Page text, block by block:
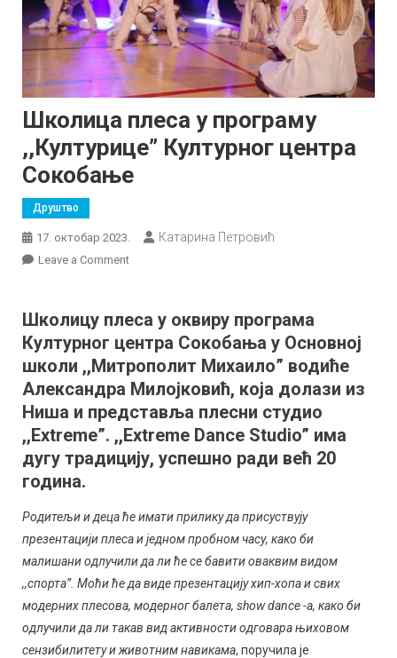
Школица плеса у програму
,,Културице” Културног центра
Сокобање
Друштво
17. октобар 2023. Катарина Петровић
Leave a Commenton
у
програму
,,Културице”
Културног
Сокобање
Школицу плеса у оквиру програма
Културног центра Сокобања у Основној
школи ,,Митрополит Михаило” водиће
Александра Милојковић, која долази из
Ниша и представља плесни студио
,,Extreme”. ,,Extreme Dance Studio” има
дугу традицију, успешно ради већ 20
година.
Родитељи и деца ће имати прилику да присуствују
презентацији плеса и једном пробном часу, како би
малишани одлучили да ли ће се бавити оваквим видом
,,спорта”. Моћи ће да виде презентацију хип-хопа и свих
модерних плесова, модерног балета, show dance -а, како би
одлучили да ли такав вид активности одговара њиховом
сензибилитету и животним навикама, поручила је